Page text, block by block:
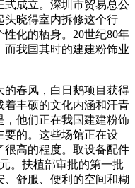
式成立。深圳市贸易总公
头晓得室内拆修这个行
化的栖身。20世纪80年
我国其时的建建粉饰业
春风，白日鹅项目获得
着丰硕的文化内涵和汗青
，他们正在我国建建粉饰
要的。这些场馆正在设
很高的程度。取设备配件
。扶植部审批的第一批
、舒服、便利的空间和糊